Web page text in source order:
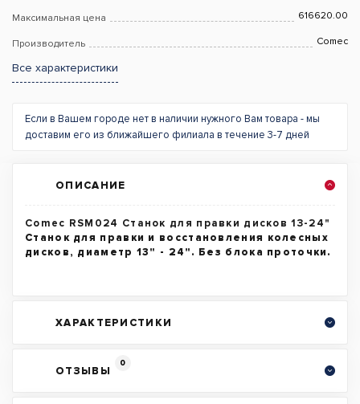
Максимальная цена 616620.00
Производитель Comec
Все характеристики
Если в Вашем городе нет в наличии нужного Вам товара - мы
доставим его из ближайшего филиала в течение 3-7 дней
ОПИСАНИЕ
Comec RSM024 Станок для правки дисков 13-24"
Станок для правки и восстановления колесных
дисков, диаметр 13" - 24". Без блока проточки.
ХАРАКТЕРИСТИКИ
ОТЗЫВЫ
0